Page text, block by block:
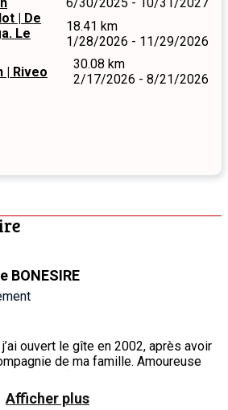
| De
Le
18.41 km
1/28/2026 - 11/29/2026
| Riveo
30.08 km
2/17/2026 - 8/21/2026
BONESIRE
ouvert le gîte en 2002, après avoir
de ma famille. Amoureuse
autour de mon village) et des fleurs
Afficher plus